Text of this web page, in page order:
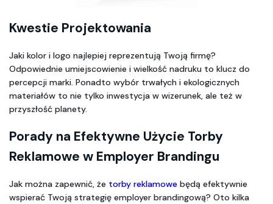
Kwestie Projektowania
Jaki kolor i logo najlepiej reprezentują Twoją firmę?
Odpowiednie umiejscowienie i wielkość nadruku to klucz do
percepcji marki. Ponadto wybór trwałych i ekologicznych
materiałów to nie tylko inwestycja w wizerunek, ale też w
przyszłość planety.
Porady na Efektywne Użycie Torby
Reklamowe w Employer Brandingu
Jak można zapewnić, że torby reklamowe będą efektywnie
wspierać Twoją strategię employer brandingową? Oto kilka